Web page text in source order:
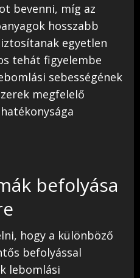
bevenni, míg az
hosszabb
egyetlen
tehát figyelembe
sebességének
megfelelő
befolyása
hogy a különböző
befolyással
lebomlási